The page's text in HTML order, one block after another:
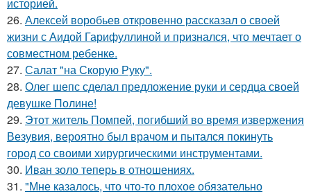
историей.
26. Алексей воробьев откровенно рассказал о своей
жизни с Аидой Гарифуллиной и признался, что мечтает о
совместном ребенке.
27. Салат "на Скорую Руку".
28. Олег шепс сделал предложение руки и сердца своей
девушке Полине!
29. Этот житель Помпей, погибший во время извержения
Везувия, вероятно был врачом и пытался покинуть
город со своими хирургическими инструментами.
30. Иван золо теперь в отношениях.
31. "Мне казалось, что что-то плохое обязательно